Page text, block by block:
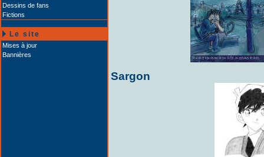
Dessins de fans
Fictions
Le site
Mises à jour
Bannières
Sargon